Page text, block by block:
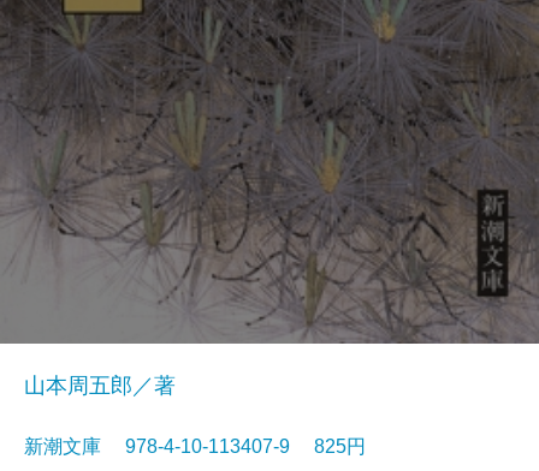
山本周五郎／著
新潮文庫 978-4-10-113407-9 825円